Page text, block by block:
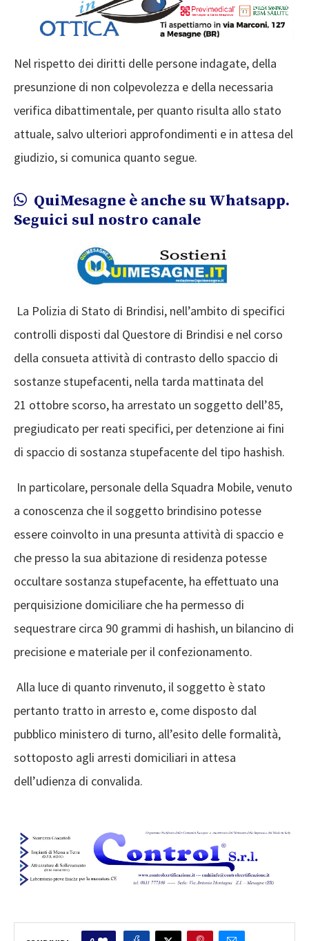
Nel rispetto dei diritti delle persone indagate, della
presunzione di non colpevolezza e della necessaria
verifica dibattimentale, per quanto risulta allo stato
attuale, salvo ulteriori approfondimenti e in attesa del
giudizio, si comunica quanto segue.
QuiMesagne è anche su Whatsapp.
Seguici sul nostro canale
La Polizia di Stato di Brindisi, nell’ambito di specifici
controlli disposti dal Questore di Brindisi e nel corso
della consueta attività di contrasto dello spaccio di
sostanze stupefacenti, nella tarda mattinata del
21 ottobre scorso, ha arrestato un soggetto dell’85,
pregiudicato per reati specifici, per detenzione ai fini
di spaccio di sostanza stupefacente del tipo hashish.
In particolare, personale della Squadra Mobile, venuto
a conoscenza che il soggetto brindisino potesse
essere coinvolto in una presunta attività di spaccio e
che presso la sua abitazione di residenza potesse
occultare sostanza stupefacente, ha effettuato una
perquisizione domiciliare che ha permesso di
sequestrare circa 90 grammi di hashish, un bilancino di
precisione e materiale per il confezionamento.
Alla luce di quanto rinvenuto, il soggetto è stato
pertanto tratto in arresto e, come disposto dal
pubblico ministero di turno, all’esito delle formalità,
sottoposto agli arresti domiciliari in attesa
dell’udienza di convalida.